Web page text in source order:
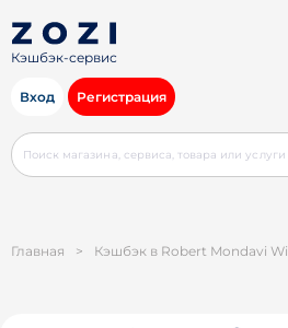
Кэшбэк-сервис
Вход Регистрация
Главная > Кэшбэк в Robert Mondavi